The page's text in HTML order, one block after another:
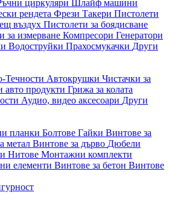
циркуляри
Шлайф машини
рендета Фрези Такери Пистолети
въздух Пистолети за боядисване
за измерване Компресори Генератори
Водоструйки Прахосмукачки Други
Течности Автокрушки Чистачки за
авто продукти Грижа за колата
Аудио, видео аксесоари Други
планки Болтове Гайки Винтове за
метал Винтове за дърво Дюбели
Нитове Монтажни комплекти
елементи Винтове за бетон Винтове